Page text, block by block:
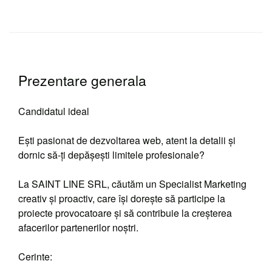
Prezentare generala
Candidatul ideal
Ești pasionat de dezvoltarea web, atent la detalii și
dornic să-ți depășești limitele profesionale?
La SAINT LINE SRL, căutăm un Specialist Marketing
creativ și proactiv, care își dorește să participe la
proiecte provocatoare și să contribuie la creșterea
afacerilor partenerilor noștri.
Cerinte: